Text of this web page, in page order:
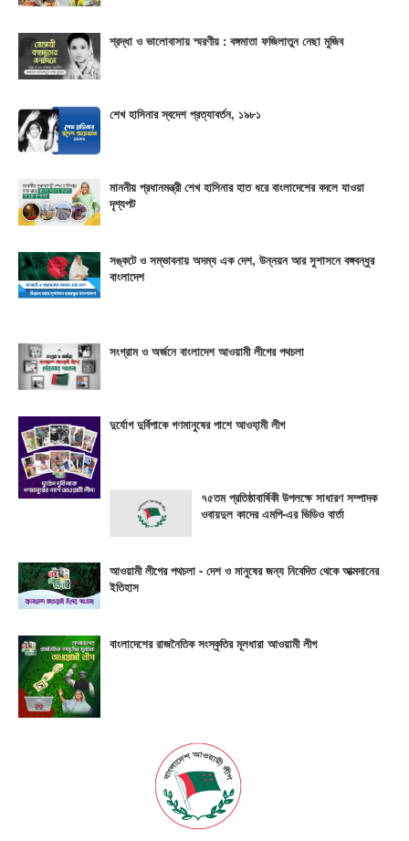
শ্রদ্ধা ও ভালোবাসায় স্মরণীয় : বঙ্গমাতা ফজিলাতুন নেছা মুজিব
শেখ হাসিনার স্বদেশ প্রত্যাবর্তন, ১৯৮১
মাননীয় প্রধানমন্ত্রী শেখ হাসিনার হাত ধরে বাংলাদেশের বদলে যাওয়া
দৃশ্যপট
সঙ্কটে ও সম্ভাবনায় অদম্য এক দেশ, উন্নয়ন আর সুশাসনে বঙ্গবন্ধুর
বাংলাদেশ
সংগ্রাম ও অর্জনে বাংলাদেশ আওয়ামী লীগের পথচলা
দুর্যোগ দুর্বিপাকে গণমানুষের পাশে আওযা়মী লীগ
৭৫তম প্রতিষ্ঠাবার্ষিকী উপলক্ষে সাধারণ সম্পাদক
ওবায়দুল কাদের এমপি-এর ভিডিও বার্তা
আওয়ামী লীগের পথচলা - দেশ ও মানুষের জন্য নিবেদিত থেকে আত্মদানের
ইতিহাস
বাংলাদেশের রাজনৈতিক সংস্কৃতির মূলধারা আওয়ামী লীগ